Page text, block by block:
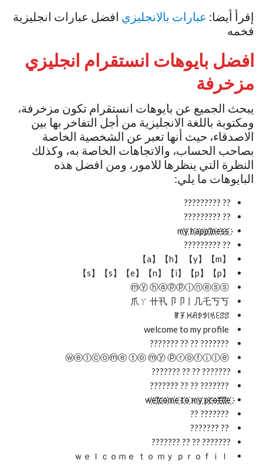
إقرأ أيضا: عبارات بالانجليزي افضل عبارات انجليزية
فخمه
افضل بايوهات انستقرام انجليزي
مزخرفة
يبحث الجميع عن بايوهات انستقرام تكون مزخرفة،
ومكتوبة باللغة الانجليزية من أجل التفاخر بها بين
الاصدقاء، حيث أنها تعبر عن الشخصية الخاصة
بصاحب الحساب، والاتجاهات الخاصة به، وكذلك
النظرة التي ينظرها للامور، ومن افضل هذه
البايوهات ما يلي:
?? ?????????
?? ?????????
m҉y҉ h҉a҉p҉p҉i҉n҉e҉s҉s҉
?? ?????????
【m】【y】 【h】【a】
【p】【p】【i】【n】【e】【s】【s】
??????? ?? ?? ???????
??????? ?? ?? ???????
??????? ?? ?? ???????
w҉e҉l҉c҉o҉m҉e҉ t҉o҉ m҉y҉ p҉r҉o҉f҉i҉l҉e҉
??????? ??
?? ???????
??????? ?? ?? ???????